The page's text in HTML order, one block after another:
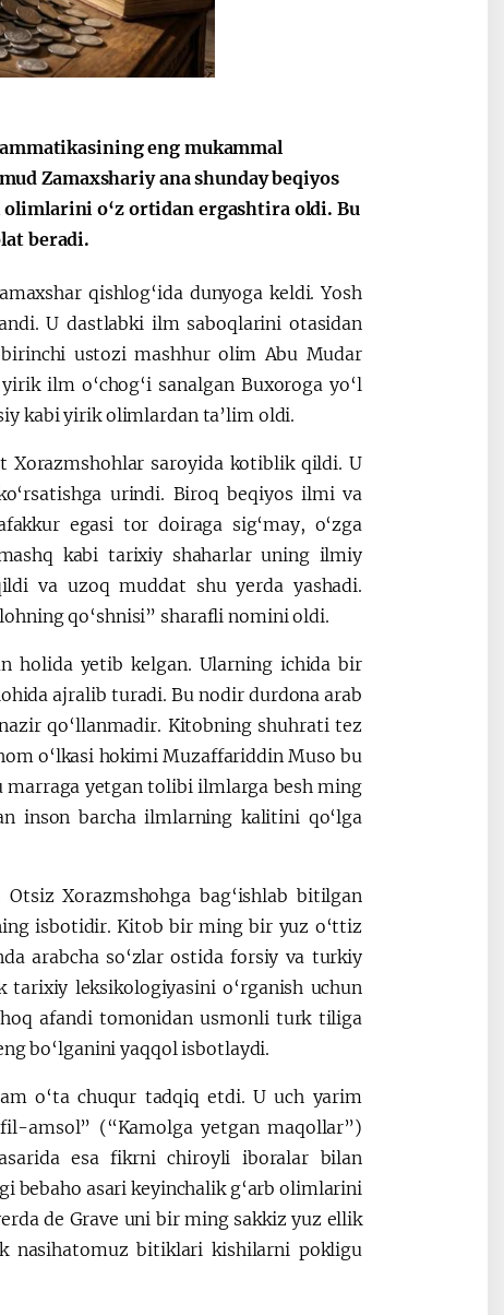
Oʻzbekiston va
Pokiston hamkorligi
eng mukammal
Zamaxshariy ana shunday beqiyos
o‘z ortidan ergashtira oldi. Bu
beradi.
qishlog‘ida dunyoga keldi. Yosh
U dastlabki ilm saboqlarini otasidan
ustozi mashhur olim Abu Mudar
ilm o‘chog‘i sanalgan Buxoroga yo‘l
kabi yirik olimlardan ta’lim oldi.
Xorazmshohlar saroyida kotiblik qildi. U
urindi. Biroq beqiyos ilmi va
egasi tor doiraga sig‘may, o‘zga
kabi tarixiy shaharlar uning ilmiy
va uzoq muddat shu yerda yashadi.
qo‘shnisi” sharafli nomini oldi.
holida yetib kelgan. Ularning ichida bir
ajralib turadi. Bu nodir durdona arab
qo‘llanmadir. Kitobning shuhrati tez
o‘lkasi hokimi Muzaffariddin Muso bu
marraga yetgan tolibi ilmlarga besh ming
inson barcha ilmlarning kalitini qo‘lga
Xorazmshohga bag‘ishlab bitilgan
isbotidir. Kitob bir ming bir yuz o‘ttiz
arabcha so‘zlar ostida forsiy va turkiy
leksikologiyasini o‘rganish uchun
afandi tomonidan usmonli turk tiliga
bo‘lganini yaqqol isbotlaydi.
o‘ta chuqur tadqiq etdi. U uch yarim
amsol” (“Kamolga yetgan maqollar”)
esa fikrni chiroyli iboralar bilan
bebaho asari keyinchalik g‘arb olimlarini
de Grave uni bir ming sakkiz yuz ellik
nasihatomuz bitiklari kishilarni pokligu